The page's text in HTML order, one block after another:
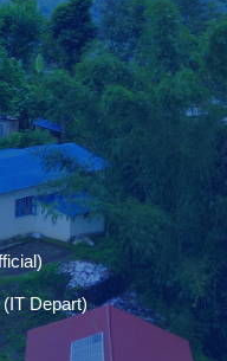
(IT Depart)